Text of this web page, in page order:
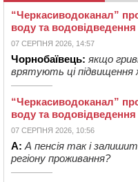
“Черкасиводоканал”
воду та водовідведення
07 СЕРПНЯ 2026, 14:57
Чорнобаївець: якщо
врятують ці підвищення
“Черкасиводоканал”
воду та водовідведення
07 СЕРПНЯ 2026, 10:56
А: А пенсія так і
регіону проживання?